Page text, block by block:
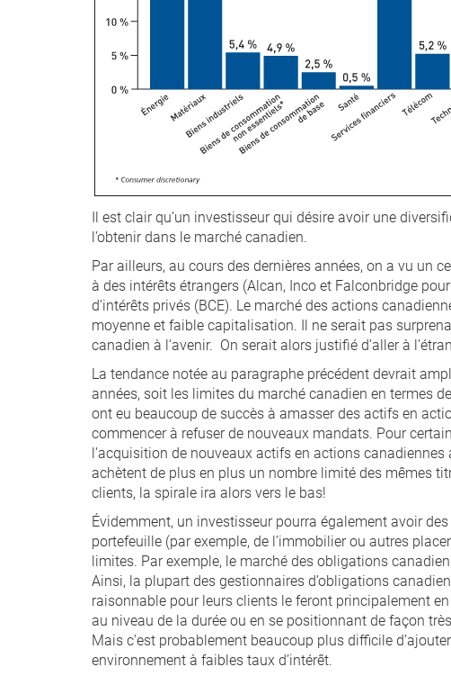
Il est clair qu’un investisseur qui désire avoir une
l’obtenir dans le marché canadien.
Par ailleurs, au cours des dernières années, on a vu un
à des intérêts étrangers (Alcan, Inco et Falconbridge
d’intérêts privés (BCE). Le marché des actions
moyenne et faible capitalisation. Il ne serait pas
canadien à l’avenir. On serait alors justifié d’aller à
La tendance notée au paragraphe précédent devrait
années, soit les limites du marché canadien en termes
ont eu beaucoup de succès à amasser des actifs en
commencer à refuser de nouveaux mandats. Pour
l’acquisition de nouveaux actifs en actions
achètent de plus en plus un nombre limité des mêmes
clients, la spirale ira alors vers le bas!
Évidemment, un investisseur pourra également avoir
portefeuille (par exemple, de l’immobilier ou autres
limites. Par exemple, le marché des obligations
Ainsi, la plupart des gestionnaires d’obligations
raisonnable pour leurs clients le feront principalement
au niveau de la durée ou en se positionnant de façon
Mais c’est probablement beaucoup plus difficile
environnement à faibles taux d’intérêt.